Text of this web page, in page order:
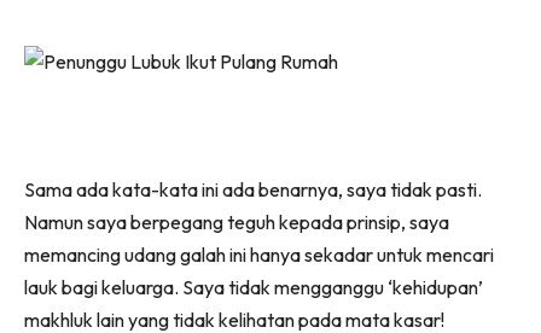
Sama ada kata-kata ini ada benarnya, saya tidak pasti.
Namun saya berpegang teguh kepada prinsip, saya
memancing udang galah ini hanya sekadar untuk mencari
lauk bagi keluarga. Saya tidak mengganggu ‘kehidupan’
makhluk lain yang tidak kelihatan pada mata kasar!